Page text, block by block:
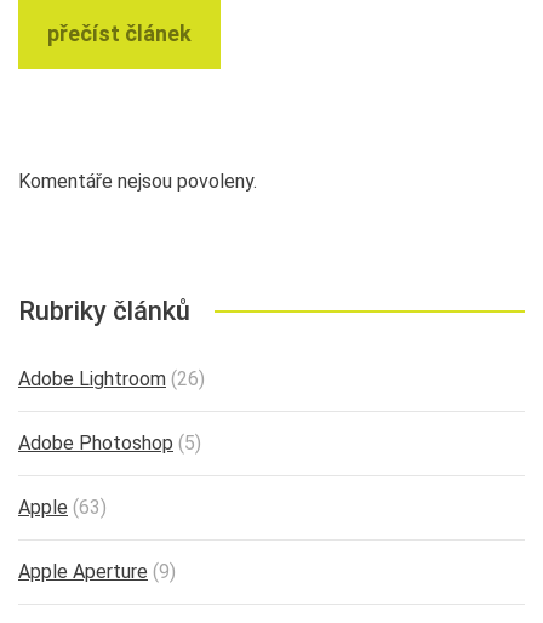
přečíst článek
Komentáře nejsou povoleny.
Rubriky článků
Adobe Lightroom (26)
Adobe Photoshop (5)
Apple (63)
Apple Aperture (9)